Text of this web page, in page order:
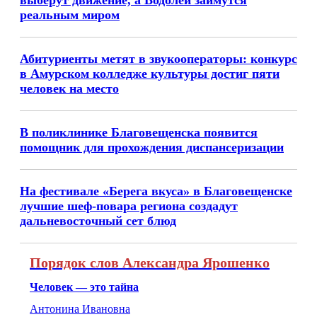
реальным миром
Абитуриенты метят в звукооператоры: конкурс
в Амурском колледже культуры достиг пяти
человек на место
В поликлинике Благовещенска появится
помощник для прохождения диспансеризации
На фестивале «Берега вкуса» в Благовещенске
лучшие шеф-повара региона создадут
дальневосточный сет блюд
Порядок слов Александра Ярошенко
Человек — это тайна
Антонина Ивановна